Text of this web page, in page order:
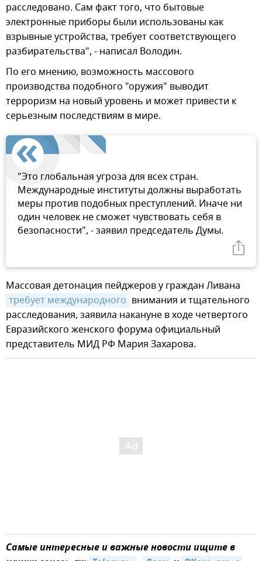
расследовано. Сам факт того, что бытовые
электронные приборы были использованы как
взрывные устройства, требует соответствующего
разбирательства", - написал Володин.
По его мнению, возможность массового
производства подобного "оружия" выводит
терроризм на новый уровень и может привести к
серьезным последствиям в мире.
"Это глобальная угроза для всех стран.
Международные институты должны выработать
меры против подобных преступлений. Иначе ни
один человек не сможет чувствовать себя в
безопасности", - заявил председатель Думы.
Массовая детонация пейджеров у граждан Ливана
требует международного внимания и тщательного
расследования, заявила накануне в ходе четвертого
Евразийского женского форума официальный
представитель МИД РФ Мария Захарова.
Самые интересные и важные новости ищите в